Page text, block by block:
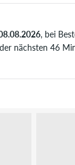
, bei
nächsten 46